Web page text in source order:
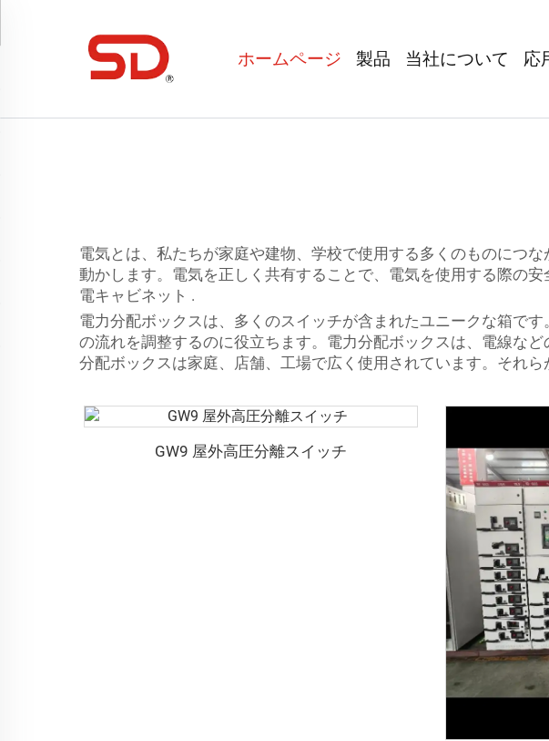
ホームページ 製品 当社について 応
電気とは、私たちが家庭や建物、学校で使用する多くのものにつ
動かします。電気を正しく共有することで、電気を使用する際の
電キャビネット .
電力分配ボックスは、多くのスイッチが含まれたユニークな箱で
の流れを調整するのに役立ちます。電力分配ボックスは、電線な
分配ボックスは家庭、店舗、工場で広く使用されています。それ
GW9 屋外高圧分離スイッチ